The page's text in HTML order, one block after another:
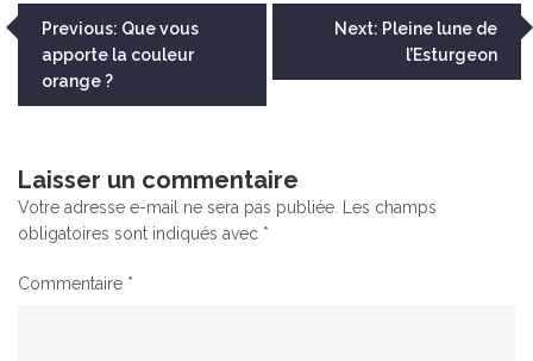
Navigation
de
l’article
Previous: Que vous
apporte la couleur
orange ?
Next: Pleine lune de
l’Esturgeon
Laisser un commentaire
Votre adresse e-mail ne sera pas publiée. Les champs
obligatoires sont indiqués avec *
Commentaire *